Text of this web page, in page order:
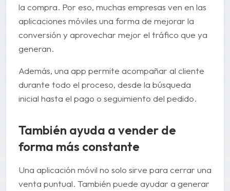
la compra. Por eso, muchas empresas ven en las
aplicaciones móviles una forma de mejorar la
conversión y aprovechar mejor el tráfico que ya
generan.
Además, una app permite acompañar al cliente
durante todo el proceso, desde la búsqueda
inicial hasta el pago o seguimiento del pedido.
También ayuda a vender de
forma más constante
Una aplicación móvil no solo sirve para cerrar una
venta puntual. También puede ayudar a generar